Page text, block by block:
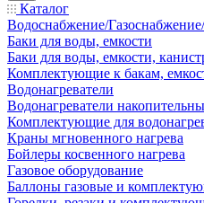
Каталог
Водоснабжение/
Баки для воды, емкости
Баки для воды, емкости,
Комплектующие к бакам,
Водонагреватели
Водонагреватели
Комплектующие для
Краны мгновенного нагрева
Бойлеры косвенного нагрева
Газовое оборудование
Баллоны газовые и